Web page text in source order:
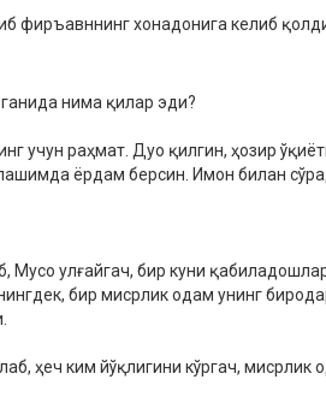
фиръавннинг хонадонига келиб
нима қилар эди?
учун раҳмат. Дуо қилгин, ҳозир
ёрдам берсин. Имон билан
Мусо улғайгач, бир куни
бир мисрлик одам унинг
ҳеч ким йўқлигини кўргач, мисрлик